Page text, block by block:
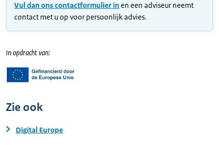
Vul dan ons contactformulier in en een adviseur neemt
contact met u op voor persoonlijk advies.
In opdracht van:
Zie ook
Digital Europe